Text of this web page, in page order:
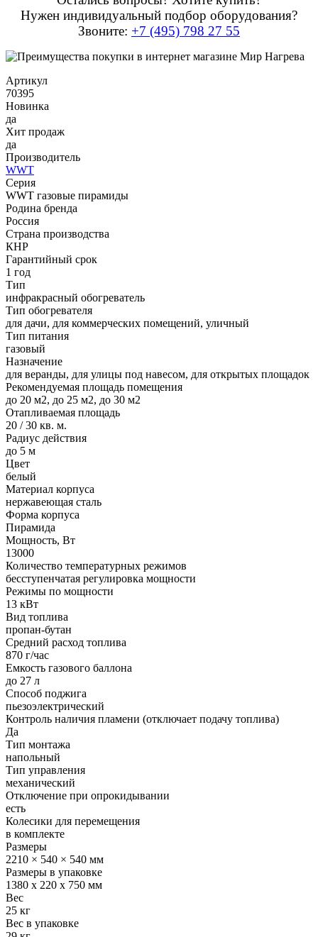
Нужен индивидуальный подбор оборудования?
Звоните: +7 (495) 798 27 55
Артикул
70395
Новинка
да
Хит продаж
да
Производитель
WWT
Серия
WWT газовые пирамиды
Родина бренда
Россия
Страна производства
КНР
Гарантийный срок
1 год
Тип
инфракрасный обогреватель
Тип обогревателя
для дачи, для коммерческих помещений, уличный
Тип питания
газовый
Назначение
для веранды, для улицы под навесом, для открытых площадок
Рекомендуемая площадь помещения
до 20 м2, до 25 м2, до 30 м2
Отапливаемая площадь
20 / 30 кв. м.
Радиус действия
до 5 м
Цвет
белый
Материал корпуса
нержавеющая сталь
Форма корпуса
Пирамида
Мощность, Вт
13000
Количество температурных режимов
бесступенчатая регулировка мощности
Режимы по мощности
13 кВт
Вид топлива
пропан-бутан
Средний расход топлива
870 г/час
Емкость газового баллона
до 27 л
Способ поджига
пьезоэлектрический
Контроль наличия пламени (отключает подачу топлива)
Да
Тип монтажа
напольный
Тип управления
механический
Отключение при опрокидывании
есть
Колесики для перемещения
в комплекте
Размеры
2210 × 540 × 540 мм
Размеры в упаковке
1380 х 220 х 750 мм
Вес
25 кг
Вес в упаковке